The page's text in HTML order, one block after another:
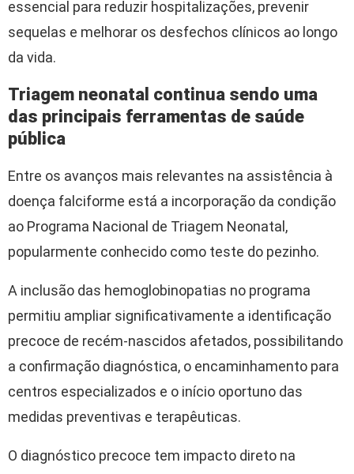
essencial para reduzir hospitalizações, prevenir
sequelas e melhorar os desfechos clínicos ao longo
da vida.
Triagem neonatal continua sendo uma
das principais ferramentas de saúde
pública
Entre os avanços mais relevantes na assistência à
doença falciforme está a incorporação da condição
ao Programa Nacional de Triagem Neonatal,
popularmente conhecido como teste do pezinho.
A inclusão das hemoglobinopatias no programa
permitiu ampliar significativamente a identificação
precoce de recém-nascidos afetados, possibilitando
a confirmação diagnóstica, o encaminhamento para
centros especializados e o início oportuno das
medidas preventivas e terapêuticas.
O diagnóstico precoce tem impacto direto na